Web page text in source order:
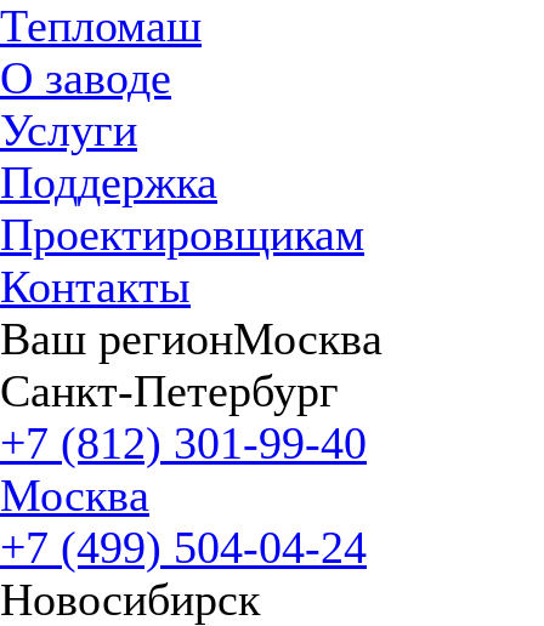
Тепломаш
О заводе
Услуги
Поддержка
Проектировщикам
Контакты
Ваш регионМосква
Санкт-Петербург
+7 (812) 301-99-40
Москва
+7 (499) 504-04-24
Новосибирск